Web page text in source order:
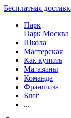
Бесплатная
Парк
Парк Москва
Школа
Мастерская
Как купить
Магазины
Команда
Франшиза
Блог
...